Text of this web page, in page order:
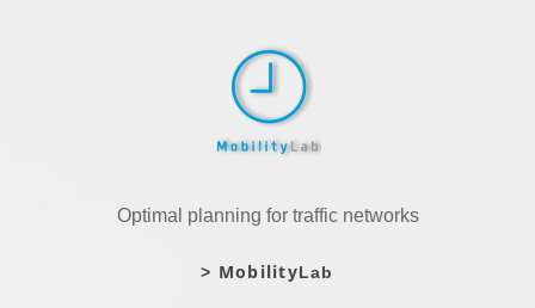
Optimal planning for traffic networks
> MobilityLab